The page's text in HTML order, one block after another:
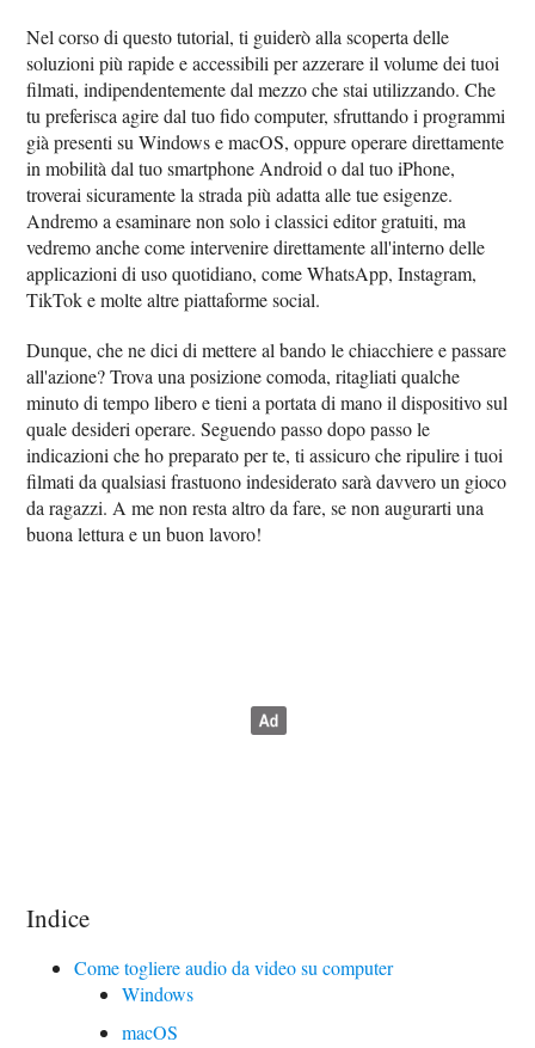
Nel corso di questo tutorial, ti guiderò alla scoperta delle
soluzioni più rapide e accessibili per azzerare il volume dei tuoi
filmati, indipendentemente dal mezzo che stai utilizzando. Che
tu preferisca agire dal tuo fido computer, sfruttando i programmi
già presenti su Windows e macOS, oppure operare direttamente
in mobilità dal tuo smartphone Android o dal tuo iPhone,
troverai sicuramente la strada più adatta alle tue esigenze.
Andremo a esaminare non solo i classici editor gratuiti, ma
vedremo anche come intervenire direttamente all'interno delle
applicazioni di uso quotidiano, come WhatsApp, Instagram,
TikTok e molte altre piattaforme social.
Dunque, che ne dici di mettere al bando le chiacchiere e passare
all'azione? Trova una posizione comoda, ritagliati qualche
minuto di tempo libero e tieni a portata di mano il dispositivo sul
quale desideri operare. Seguendo passo dopo passo le
indicazioni che ho preparato per te, ti assicuro che ripulire i tuoi
filmati da qualsiasi frastuono indesiderato sarà davvero un gioco
da ragazzi. A me non resta altro da fare, se non augurarti una
buona lettura e un buon lavoro!
Indice
Come togliere audio da video su computer
Windows
macOS